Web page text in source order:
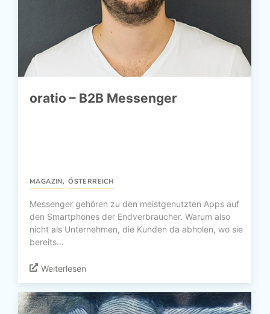
oratio – B2B Messenger
MAGAZIN, ÖSTERREICH
Messenger gehören zu den meistgenutzten Apps auf
den Smartphones der Endverbraucher. Warum also
nicht als Unternehmen, die Kunden da abholen, wo sie
bereits...
Weiterlesen